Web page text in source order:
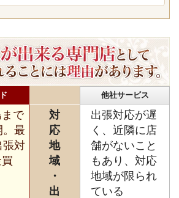
他社サービス
で
。最
張対
対
応
地
域
・
出
出張対応が遅
く、近隣に店
舗がないこと
もあり、対応
地域が限られ
ている